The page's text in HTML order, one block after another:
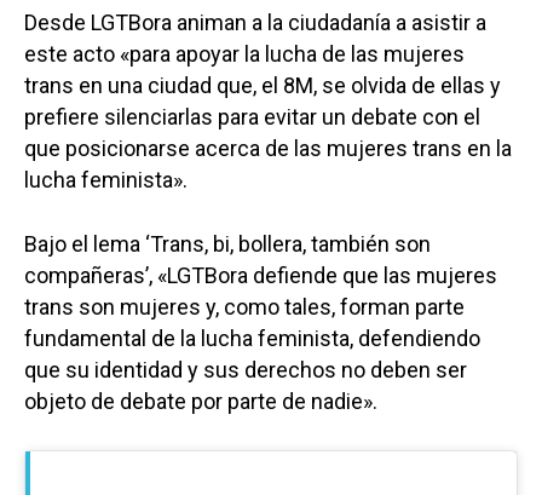
Desde LGTBora animan a la ciudadanía a asistir a
este acto «para apoyar la lucha de las mujeres
trans en una ciudad que, el 8M, se olvida de ellas y
prefiere silenciarlas para evitar un debate con el
que posicionarse acerca de las mujeres trans en la
lucha feminista».
Bajo el lema ‘Trans, bi, bollera, también son
compañeras’, «LGTBora defiende que las mujeres
trans son mujeres y, como tales, forman parte
fundamental de la lucha feminista, defendiendo
que su identidad y sus derechos no deben ser
objeto de debate por parte de nadie».